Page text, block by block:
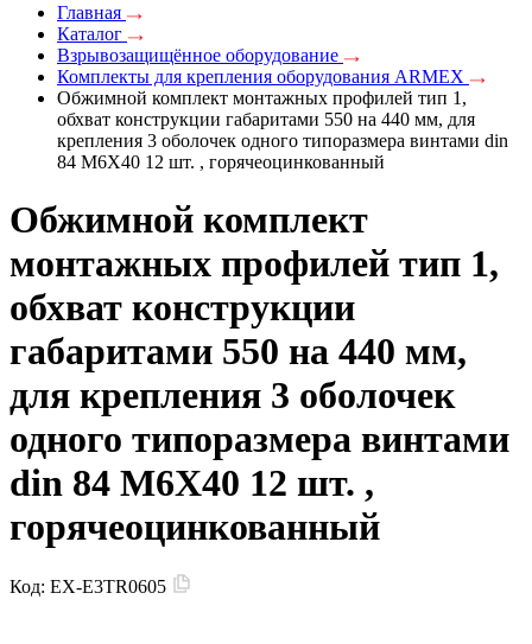
Главная
Каталог
Взрывозащищённое оборудование
Комплекты для крепления оборудования ARMEX
Обжимной комплект монтажных профилей тип 1,
обхват конструкции габаритами 550 на 440 мм, для
крепления 3 оболочек одного типоразмера винтами din
84 M6X40 12 шт. , горячеоцинкованный
Обжимной комплект
монтажных профилей тип 1,
обхват конструкции
габаритами 550 на 440 мм,
для крепления 3 оболочек
одного типоразмера винтами
din 84 M6X40 12 шт. ,
горячеоцинкованный
Код: EX-E3TR0605